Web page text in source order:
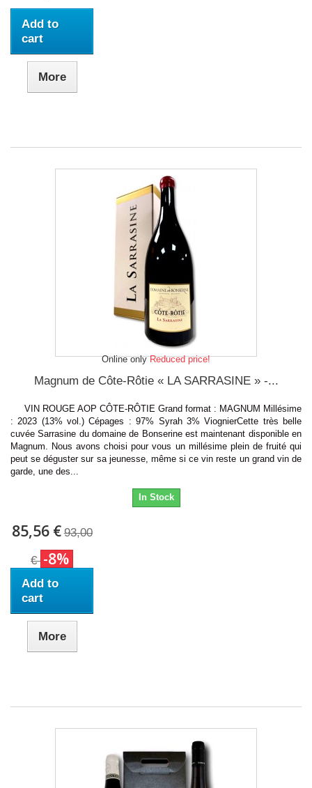
Add to
cart
More
Online only Reduced price!
Magnum de Côte-Rôtie « LA SARRASINE » -...
VIN ROUGE AOP CÔTE-RÔTIE Grand format : MAGNUM Millésime
: 2023 (13% vol.) Cépages : 97% Syrah 3% ViognierCette très belle
cuvée Sarrasine du domaine de Bonserine est maintenant disponible en
Magnum. Nous avons choisi pour vous un millésime plein de fruité qui
peut se déguster sur sa jeunesse, même si ce vin reste un grand vin de
garde, une des...
In Stock
85,56 € 93,00
€ -8%
Add to
cart
More